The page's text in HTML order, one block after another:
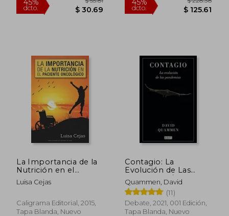
45%
dcto. $ 30.69
45%
dcto.
La Importancia de la
Nutrición en el
Paciente Oncológico
Luisa Cejas
Caligrama Editorial, 2015,
Tapa Blanda, Nuevo
Contagio: La
Evolución de Las
Pandemias /
Spillover: Animal
Infections and the
Next Human
Pandemic (en Inglés)
Quammen, David
(11)
Debate, 2021, 001 Edición,
Tapa Blanda, Nuevo